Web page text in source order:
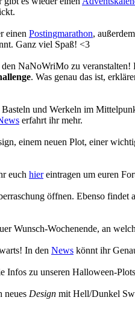
einen Postingmarathon,
Ganz viel Spaß! <3
NaNoWriMo zu veranstalten!
. Was genau das ist,
und Werkeln im
erfahrt ihr mehr.
einem neuen Plot, einer
euch hiereintragen um euren
öffnen. Ebenso findet
Wunsch-Wochenende, an
In den News könnt ihr
Infos zu unseren Halloween-
neues Design mit Hell/Dunkel